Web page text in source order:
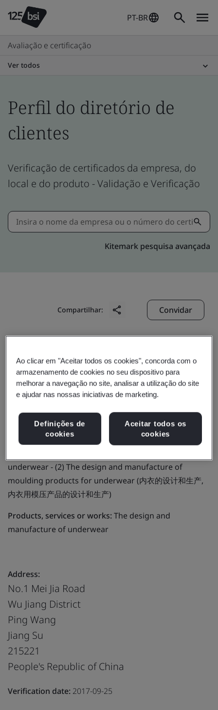
PT-BR
Avaliação e certificação
Ver todos
Perfil do diretório de
clientes
Verificação de certificados da empresa, do
local e do produto - Validação e Verificação
Kitemark pesquisa avançada
Compartilhar: Convidar
Suzhou Meishanzi
Garments Co., Ltd.
underwear - (2) The design and manufacture of
moulding products for underwear (内衣的设计和生产,
内衣用模压产品的设计和生产)
Products, services or works:The design and
manufacture of underwear
Address:
No.1 Mei Jia Road
Wu Jiang District
Ping Wang
Jiang Su
215221
People's Republic of China
Verification date: 2017-09-25
Ao clicar em "Aceitar todos os cookies", concorda com o
armazenamento de cookies no seu dispositivo para
melhorar a navegação no site, analisar a utilização do site
e ajudar nas nossas iniciativas de marketing.
Definições de
cookies
Aceitar todos os
cookies